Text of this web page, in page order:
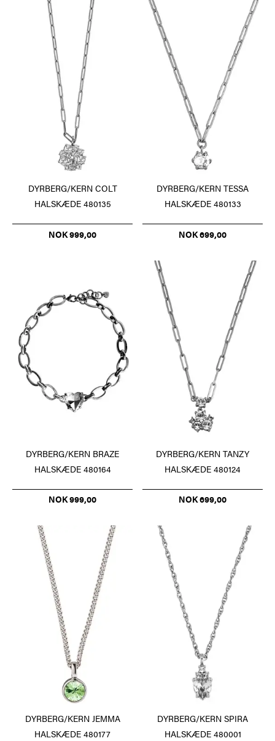
DYRBERG/KERN COLT
HALSKÆDE 480135
NOK 999,00
DYRBERG/KERN TESSA
HALSKÆDE 480133
NOK 699,00
DYRBERG/KERN BRAZE
HALSKÆDE 480164
NOK 999,00
DYRBERG/KERN TANZY
HALSKÆDE 480124
NOK 699,00
DYRBERG/KERN JEMMA
HALSKÆDE 480177
DYRBERG/KERN SPIRA
HALSKÆDE 480001